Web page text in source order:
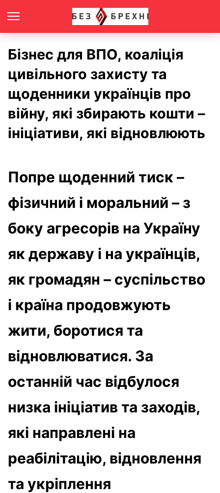
Бізнес для ВПО, коаліція
цивільного захисту та
щоденники українців про
війну, які збирають кошти –
ініціативи, які відновлюють
Попре щоденний тиск –
фізичний і моральний – з
боку агресорів на Україну
як державу і на українців,
як громадян – суспільство
і країна продовжують
жити, боротися та
відновлюватися. За
останній час відбулося
низка ініціатив та заходів,
які направлені на
реабілітацію, відновлення
та укріплення